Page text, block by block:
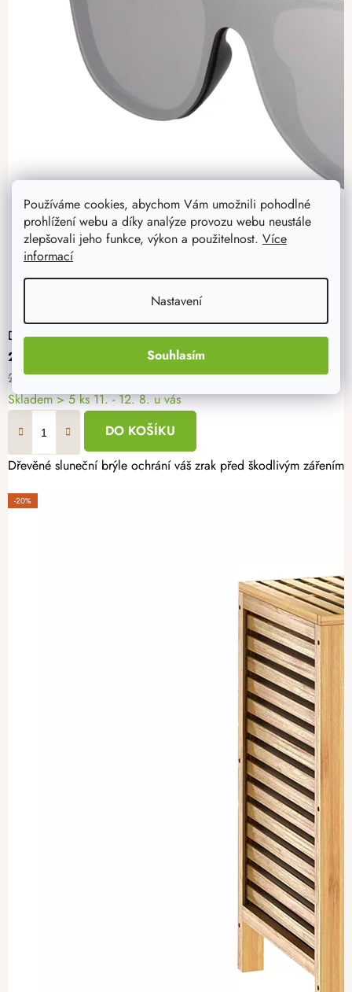
Používáme cookies, abychom Vám umožnili pohodlné
prohlížení webu a díky analýze provozu webu neustále
zlepšovali jeho funkce, výkon a použitelnost. Více
informací
Nastavení
Souhlasím
Dřevěné sluneční brýle VIII
239 Kč
299 Kč
Skladem> 5 ks 11. - 12. 8. u vás
DO KOŠÍKU
Dřevěné sluneční brýle ochrání váš zrak před škodlivým
-20%